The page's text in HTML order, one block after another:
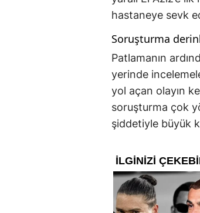
hastaneye sevk
Soruşturma
Patlamanın
yerinde
yol açan olayın
soruşturma çok
şiddetiyle büyük